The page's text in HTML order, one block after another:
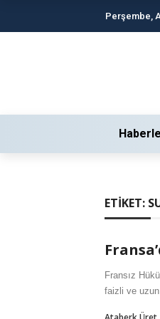
Perşembe,
ETIKET:
Fransız
faizli ve